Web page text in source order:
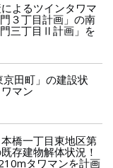
よるツインタワマ
３丁目計画」の南
三丁目Ⅱ計画」を
田町」の建設状
マン
橋一丁目東地区第
存建物解体状況！
タワマンを計画